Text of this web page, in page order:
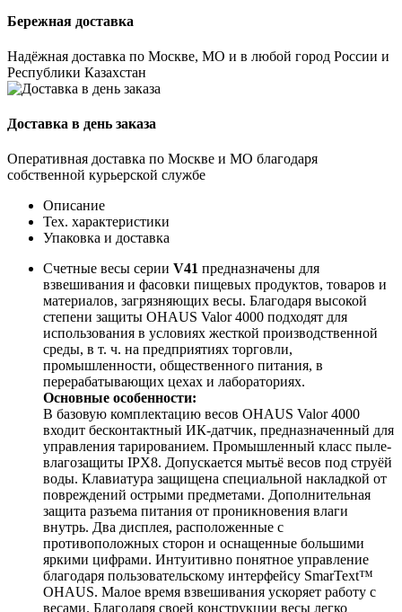
Бережная доставка
Надёжная доставка по Москве, МО и в любой город России и
Республики Казахстан
Доставка в день заказа
Оперативная доставка по Москве и МО благодаря
собственной курьерской службе
Описание
Тех. характеристики
Упаковка и доставка
Счетные весы серии V41 предназначены для
взвешивания и фасовки пищевых продуктов, товаров и
материалов, загрязняющих весы. Благодаря высокой
степени защиты OHAUS Valor 4000 подходят для
использования в условиях жесткой производственной
среды, в т. ч. на предприятиях торговли,
промышленности, общественного питания, в
перерабатывающих цехах и лабораториях.
Основные особенности:
В базовую комплектацию весов OHAUS Valor 4000
входит бесконтактный ИК-датчик, предназначенный для
управления тарированием. Промышленный класс пыле-
влагозащиты IPX8. Допускается мытьё весов под струёй
воды. Клавиатура защищена специальной накладкой от
повреждений острыми предметами. Дополнительная
защита разъема питания от проникновения влаги
внутрь. Два дисплея, расположенные с
противоположных сторон и оснащенные большими
яркими цифрами. Интуитивно понятное управление
благодаря пользовательскому интерфейсу SmarText™
OHAUS. Малое время взвешивания ускоряет работу с
весами. Благодаря своей конструкции весы легко